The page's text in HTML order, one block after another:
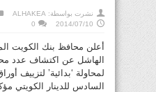
نشرت بواسطة: ALHAKEA
2014/07/10
0
أعلن محافظ بنك الكويت
الهاشل عن اكتشاف عدد
لمحاولة ‘بدائية’ لتزييف
السادس للدينار الكويتي